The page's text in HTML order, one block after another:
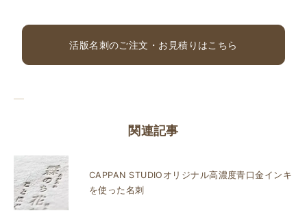
活版名刺のご注文・お見積りはこちら
関連記事
CAPPAN STUDIOオリジナル高濃度青口金インキ
を使った名刺